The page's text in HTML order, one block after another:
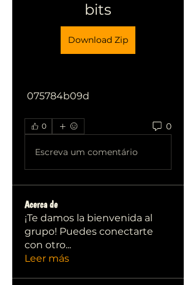
bits
Download Zip
075784b09d
0 0
Escreva um comentário
Acerca de
¡Te damos la bienvenida al
grupo! Puedes conectarte
con otro...
Leer más